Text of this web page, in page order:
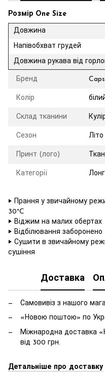
Розмір One Size
Довжина
Напівобхват грудей
Довжина рукава від
Бренд
Колір
Склад тканини
Сезон Літо
Принт (лого)
Категорії
‣ Прання у звичайному
30°C
‣ Віджим на малих обертах
‣ Відбілювання заборонено
‣ Сушити в звичайному
сушіння
Доставка
Самовивіз з нашого
«Новою поштою» по
Міжнародна доставка
від 300 грн.
Детальніше про доставку